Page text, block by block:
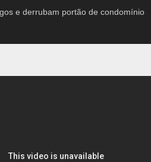
e derrubam portão de condomínio